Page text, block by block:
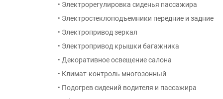
• Электрорегулировка сиденья пассажира
• Электростеклоподъемники передние и задние
• Электропривод зеркал
• Электропривод крышки багажника
• Декоративное освещение салона
• Климат-контроль многозонный
• Подогрев сидений водителя и пассажира